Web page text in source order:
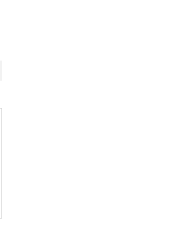
商品の中から、これをこう使えばいい感じとか、